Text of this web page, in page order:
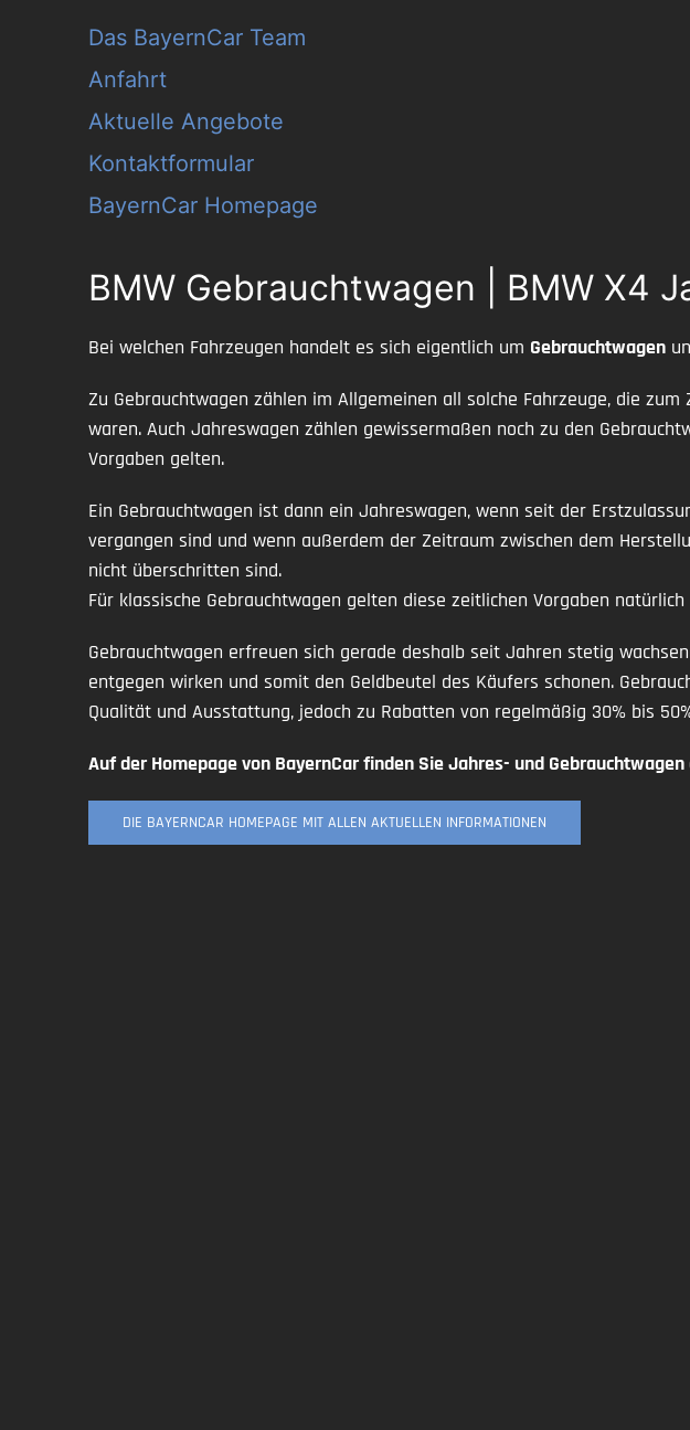
Das BayernCar Team
Anfahrt
Aktuelle Angebote
Kontaktformular
BayernCar Homepage
BMW Gebrauchtwagen | BMW X4
Bei welchen Fahrzeugen handelt es sich eigentlich um Gebrauchtwagen
Zu Gebrauchtwagen zählen im Allgemeinen all solche Fahrzeuge, die
waren. Auch Jahreswagen zählen gewissermaßen noch zu den
Vorgaben gelten.
Ein Gebrauchtwagen ist dann ein Jahreswagen, wenn seit der
vergangen sind und wenn außerdem der Zeitraum zwischen dem
nicht überschritten sind.
Für klassische Gebrauchtwagen gelten diese zeitlichen Vorgaben natürlich
Gebrauchtwagen erfreuen sich gerade deshalb seit Jahren stetig
entgegen wirken und somit den Geldbeutel des Käufers schonen.
Qualität und Ausstattung, jedoch zu Rabatten von regelmäßig 30% bis
Auf der Homepage von BayernCar finden Sie Jahres- und
DIE BAYERNCAR HOMEPAGE MIT ALLEN AKTUELLEN INFORMATIONEN